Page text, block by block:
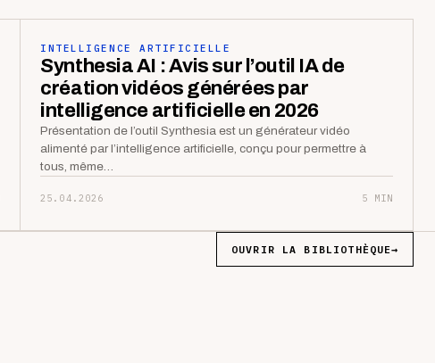
INTELLIGENCE ARTIFICIELLE
Synthesia AI : Avis sur l’outil IA de
création vidéos générées par
intelligence artificielle en 2026
Présentation de l’outil Synthesia est un générateur vidéo
alimenté par l’intelligence artificielle, conçu pour permettre à
tous, même…
25.04.2026 5 MIN
OUVRIR LA BIBLIOTHÈQUE→